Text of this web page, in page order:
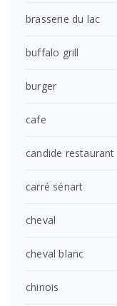
brasserie du lac
buffalo grill
burger
cafe
candide restaurant
carré sénart
cheval
cheval blanc
chinois